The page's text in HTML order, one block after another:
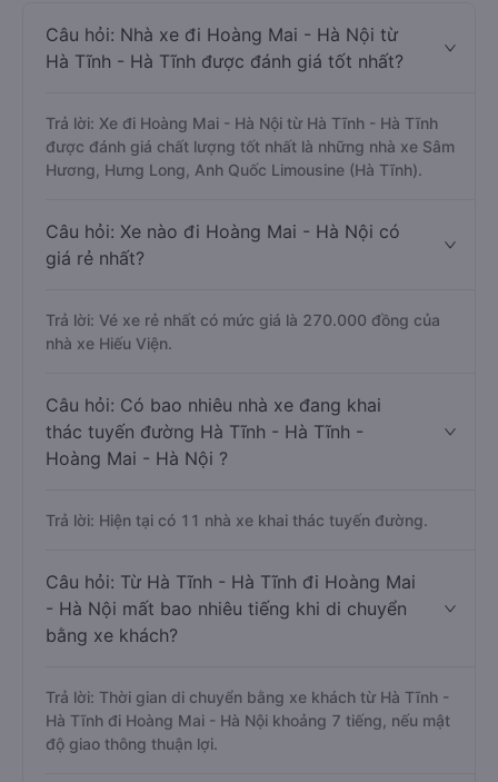
Câu hỏi: Nhà xe đi Hoàng Mai - Hà Nội từ
Hà Tĩnh - Hà Tĩnh được đánh giá tốt nhất?
Trả lời: Xe đi Hoàng Mai - Hà Nội từ Hà Tĩnh - Hà Tĩnh
được đánh giá chất lượng tốt nhất là những nhà xe Sâm
Hương, Hưng Long, Anh Quốc Limousine (Hà Tĩnh).
Câu hỏi: Xe nào đi Hoàng Mai - Hà Nội có
giá rẻ nhất?
Trả lời: Vé xe rẻ nhất có mức giá là 270.000 đồng của
nhà xe Hiếu Viện.
Câu hỏi: Có bao nhiêu nhà xe đang khai
thác tuyến đường Hà Tĩnh - Hà Tĩnh -
Hoàng Mai - Hà Nội ?
Trả lời: Hiện tại có 11 nhà xe khai thác tuyến đường.
Câu hỏi: Từ Hà Tĩnh - Hà Tĩnh đi Hoàng Mai
- Hà Nội mất bao nhiêu tiếng khi di chuyển
bằng xe khách?
Trả lời: Thời gian di chuyển bằng xe khách từ Hà Tĩnh -
Hà Tĩnh đi Hoàng Mai - Hà Nội khoảng 7 tiếng, nếu mật
độ giao thông thuận lợi.